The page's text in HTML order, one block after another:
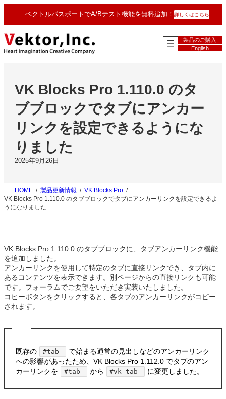
を
ス
キ
ッ
ベクトルパスポートでA/Bテスト機能を無料追加！ 詳しくはこちら
製品のご購入
English
VK Blocks Pro 1.110.0 のタ
ブブロックでタブにアンカー
リンクを設定できるようにな
りました
2025年9月26日
HOME 製品更新情報
VK Blocks Pro
VK Blocks Pro 1.110.0 のタブブロックでタブにアンカーリンクを設定できるよ
うになりました
VK Blocks Pro 1.110.0 のタブブロックに、タブアンカーリンク機能
を追加しました。
アンカーリンクを使用して特定のタブに直接リンクでき、タブ内に
あるコンテンツを表示できます。別ページからの直接リンクも可能
です。フォーラムでご要望をいただき実装いたしました。
コピーボタンをクリックすると、各タブのアンカーリンクがコピー
されます。
既存の #tab-
で始まる通常の見出しなどのアンカーリンク
への影響があったため、VK Blocks Pro 1.112.0 でタブのアン
カーリンクを
#tab- から #vk-tab- に変更しました。